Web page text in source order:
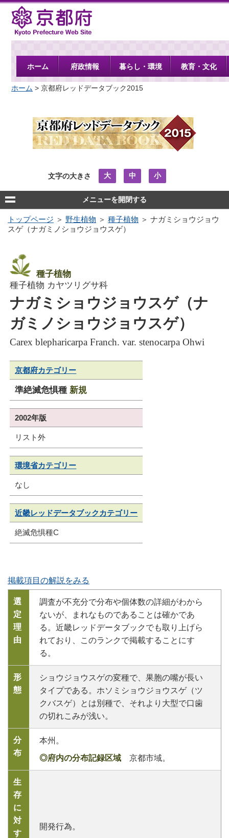
京都府
ホーム 府政情報 暮らし・環境 教育・文化
ホーム > 京都府レッドデータブック2015
文字の大きさ 大 中 小
メニューを開閉する
トップページ ＞ 野生植物 ＞ 種子植物 ＞ ナガミショウジョウ
スゲ（ナガミノショウジョウスゲ）
種子植物
種子植物 カヤツリグサ科
ナガミショウジョウスゲ（ナ
ガミノショウジョウスゲ）
Carex blepharicarpa Franch. var. stenocarpa Ohwi
京都府カテゴリー
準絶滅危惧種新規
2002年版
リスト外
環境省カテゴリー
なし
近畿レッドデータブックカテゴリー
絶滅危惧種C
掲載項目の解説をみる
選
定
理
由
調査が不充分で分布や個体数の詳細がわから
ないが、まれなものであることは確かであ
る。近畿レッドデータブックでも取り上げら
れており、このランクで掲載することにす
る。
形
態
ショウジョウスゲの変種で、果胞の嘴が長い
タイプである。ホソミショウジョウスゲ（ツ
クバスゲ）とは別種で、それより大型で口歯
の切れこみが浅い。
分
布
本州。
◎府内の分布記録区域 京都市域。
生
存
に
対
す
開発行為。